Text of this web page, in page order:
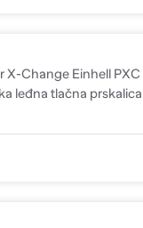
X-Change Einhell
leđna tlačna prskalica